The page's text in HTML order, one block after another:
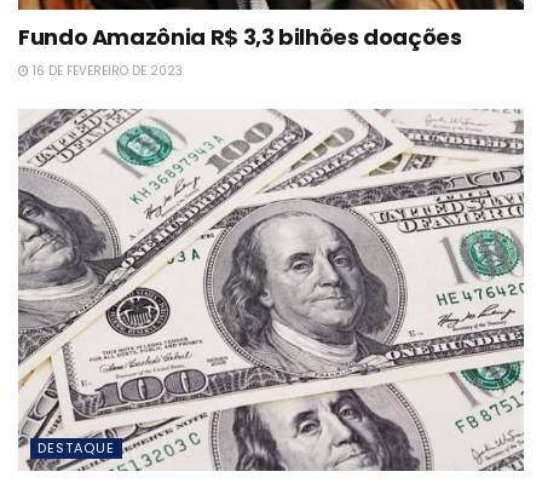
Fundo Amazônia R$ 3,3 bilhões doações
16 DE FEVEREIRO DE 2023
DESTAQUE